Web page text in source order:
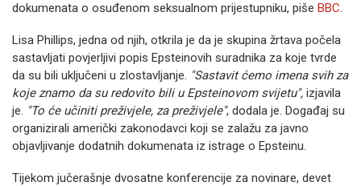
dokumenata o osuđenom seksualnom prijestupniku, piše BBC.
Lisa Phillips, jedna od njih, otkrila je da je skupina žrtava počela
sastavljati povjerljivi popis Epsteinovih suradnika za koje tvrde
da su bili uključeni u zlostavljanje. "Sastavit ćemo imena svih za
koje znamo da su redovito bili u Epsteinovom svijetu", izjavila
je. "To će učiniti preživjele, za preživjele", dodala je. Događaj su
organizirali američki zakonodavci koji se zalažu za javno
objavljivanje dodatnih dokumenata iz istrage o Epsteinu.
Tijekom jučerašnje dvosatne konferencije za novinare, devet